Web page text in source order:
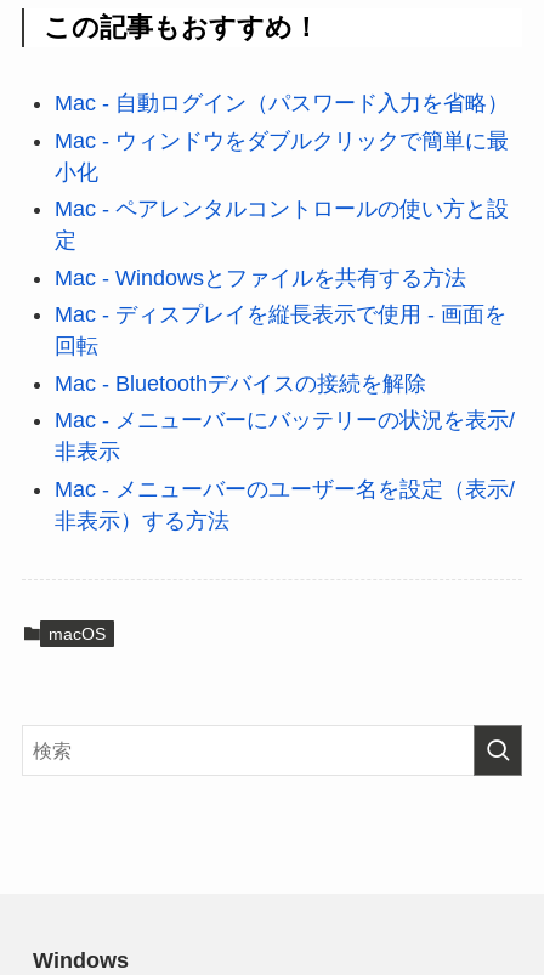
この記事もおすすめ！
Mac - 自動ログイン（パスワード入力を省略）
Mac - ウィンドウをダブルクリックで簡単に最
小化
Mac - ペアレンタルコントロールの使い方と設
定
Mac - Windowsとファイルを共有する方法
Mac - ディスプレイを縦長表示で使用 - 画面を
回転
Mac - Bluetoothデバイスの接続を解除
Mac - メニューバーにバッテリーの状況を表示/
非表示
Mac - メニューバーのユーザー名を設定（表示/
非表示）する方法
macOS
Windows